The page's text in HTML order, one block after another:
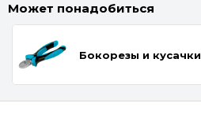
Может понадобиться
Бокорезы и кусачки